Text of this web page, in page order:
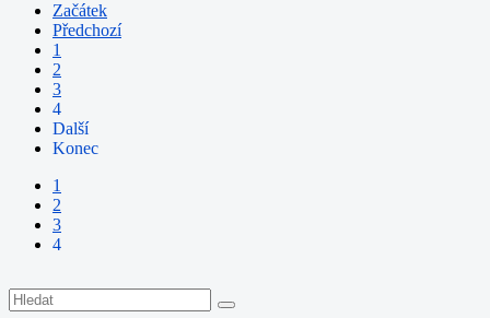
Začátek
Předchozí
1
2
3
4
Další
Konec
1
2
3
4